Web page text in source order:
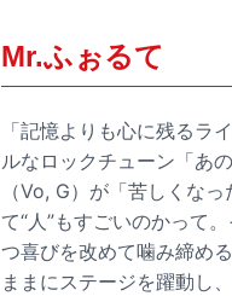
Mr.ふぉるて
「記憶よりも心に残るラ
ルなロックチューン「あ
（Vo, G）が「苦しくな
て“人”もすごいのかって
つ喜びを改めて噛み締め
ままにステージを躍動し